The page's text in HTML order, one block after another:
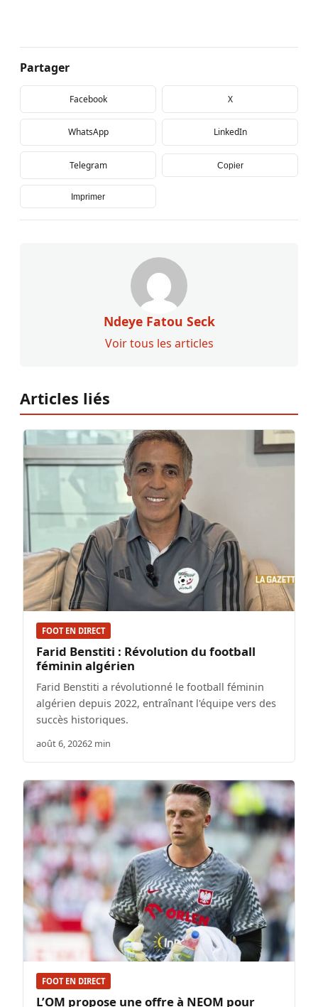
Partager
Facebook X
WhatsApp LinkedIn
Telegram Copier
Imprimer
Ndeye Fatou Seck
Voir tous les articles
Articles liés
FOOT EN DIRECT
Farid Benstiti : Révolution du football
féminin algérien
Farid Benstiti a révolutionné le football féminin
algérien depuis 2022, entraînant l'équipe vers des
succès historiques.
août 6, 20262 min
FOOT EN DIRECT
L’OM propose une offre à NEOM pour